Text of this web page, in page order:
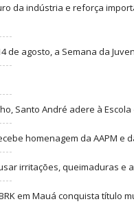
da indústria e reforça
de agosto, a Semana da
Santo André adere à
homenagem da AAPM e
irritações, queimaduras e
em Mauá conquista título